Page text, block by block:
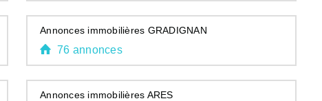
Annonces immobilières GRADIGNAN
76 annonces
Annonces immobilières ARES